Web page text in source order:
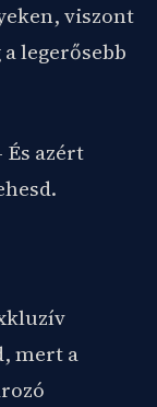
viszont
legerősebb
azért
mert a